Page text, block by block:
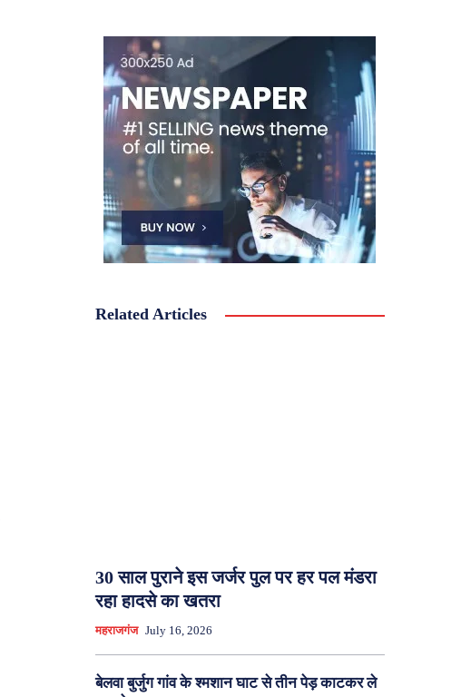
Related Articles
30 साल पुराने इस जर्जर पुल पर हर पल मंडरा
रहा हादसे का खतरा
महराजगंज July 16, 2026
बेलवा बुर्जुग गांव के श्मशान घाट से तीन पेड़ काटकर ले